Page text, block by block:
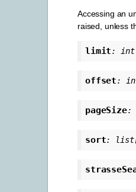
Accessing an
raised, unless
limit: int
offset:
pageSize:
sort: list